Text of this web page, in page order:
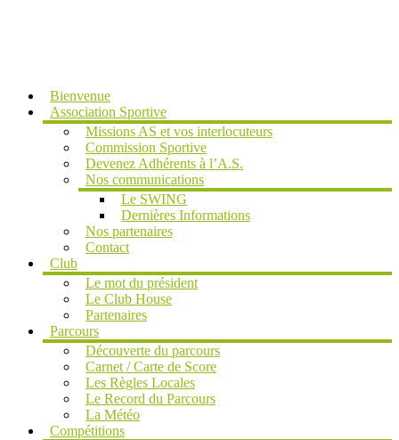
Bienvenue
Association Sportive
Missions AS et vos interlocuteurs
Commission Sportive
Devenez Adhérents à l’A.S.
Nos communications
Le SWING
Dernières Informations
Nos partenaires
Contact
Club
Le mot du président
Le Club House
Partenaires
Parcours
Découverte du parcours
Carnet / Carte de Score
Les Règles Locales
Le Record du Parcours
La Météo
Compétitions